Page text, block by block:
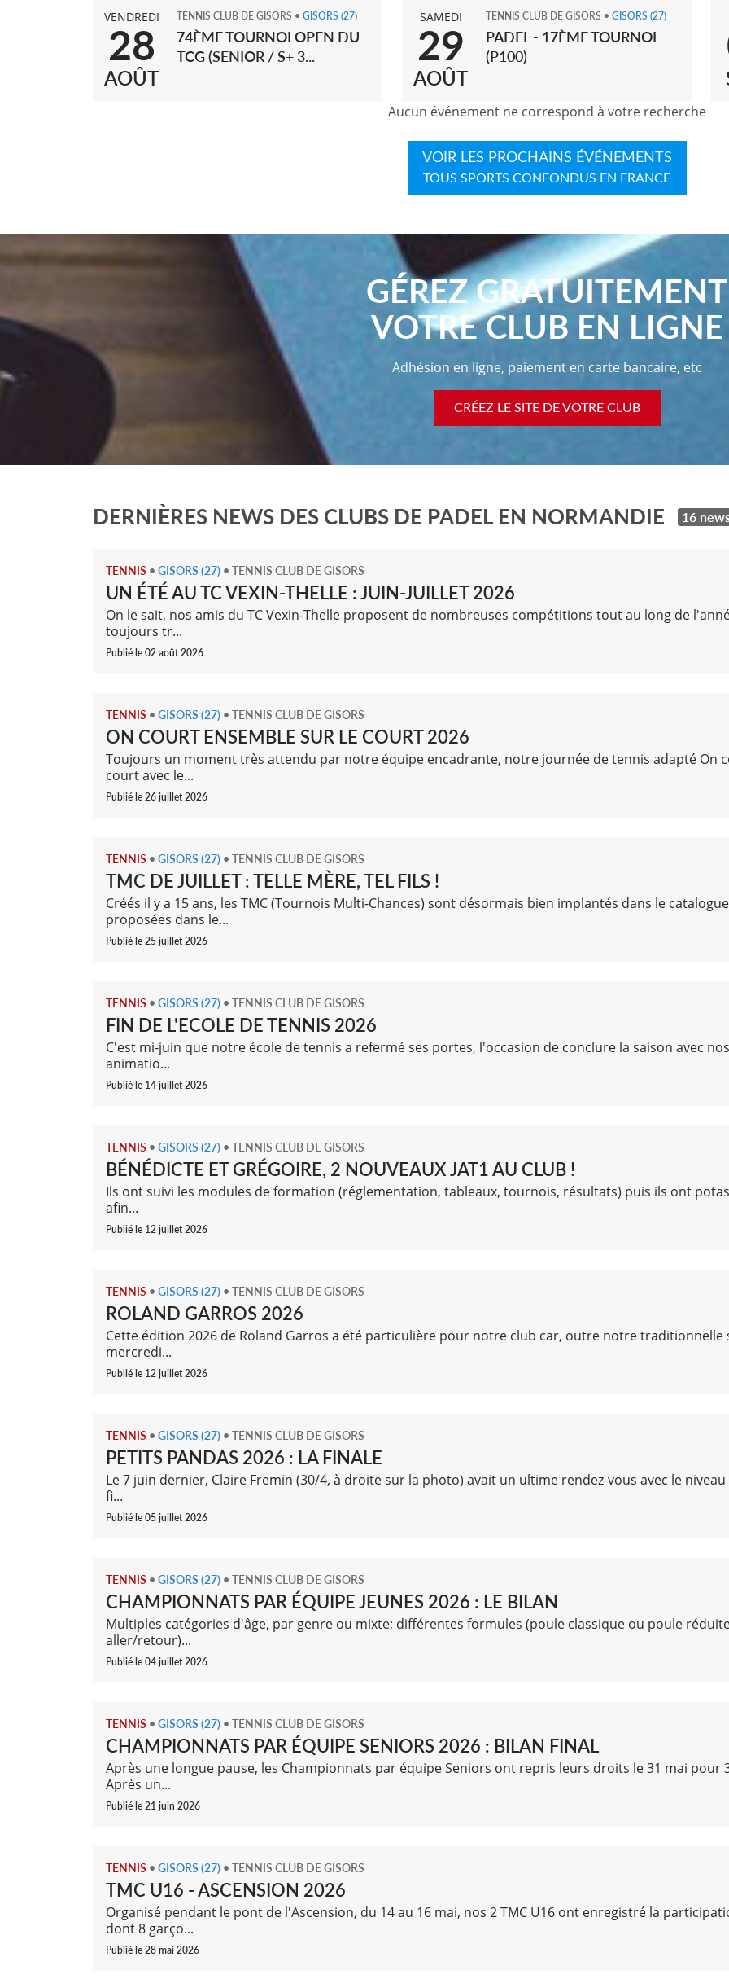
VENDREDI
28
AOÛT
TENNIS CLUB DE GISORS • GISORS (27)
74ÈME TOURNOI OPEN DU
TCG (SENIOR / S+ 3...
SAMEDI
29
AOÛT
TENNIS CLUB DE GISORS • GISORS (27)
PADEL - 17ÈME TOURNOI
(P100)
Aucun événement ne correspond à votre recherche
VOIR LES PROCHAINS ÉVÉNEMENTS
TOUS SPORTS CONFONDUS EN FRANCE
GÉREZ GRATUITEMENT
VOTRE CLUB EN LIGNE
Adhésion en ligne, paiement en carte bancaire, etc
CRÉEZ LE SITE DE VOTRE CLUB
DERNIÈRES NEWS DES CLUBS DE PADEL EN NORMANDIE 16
TENNIS • GISORS (27) • TENNIS CLUB DE GISORS
UN ÉTÉ AU TC VEXIN-THELLE : JUIN-JUILLET 2026
On le sait, nos amis du TC Vexin-Thelle proposent de nombreuses compétitions tout au long de
toujours tr...
Publié le 02 août 2026
TENNIS • GISORS (27) • TENNIS CLUB DE GISORS
ON COURT ENSEMBLE SUR LE COURT 2026
Toujours un moment très attendu par notre équipe encadrante, notre journée de tennis adapté On
court avec le...
Publié le 26 juillet 2026
TENNIS • GISORS (27) • TENNIS CLUB DE GISORS
TMC DE JUILLET : TELLE MÈRE, TEL FILS !
Créés il y a 15 ans, les TMC (Tournois Multi-Chances) sont désormais bien implantés dans le
proposées dans le...
Publié le 25 juillet 2026
TENNIS • GISORS (27) • TENNIS CLUB DE GISORS
FIN DE L'ECOLE DE TENNIS 2026
C'est mi-juin que notre école de tennis a refermé ses portes, l'occasion de conclure la saison avec
animatio...
Publié le 14 juillet 2026
TENNIS • GISORS (27) • TENNIS CLUB DE GISORS
BÉNÉDICTE ET GRÉGOIRE, 2 NOUVEAUX JAT1 AU CLUB !
Ils ont suivi les modules de formation (réglementation, tableaux, tournois, résultats) puis ils ont
afin...
Publié le 12 juillet 2026
TENNIS • GISORS (27) • TENNIS CLUB DE GISORS
ROLAND GARROS 2026
Cette édition 2026 de Roland Garros a été particulière pour notre club car, outre notre
mercredi...
Publié le 12 juillet 2026
TENNIS • GISORS (27) • TENNIS CLUB DE GISORS
PETITS PANDAS 2026 : LA FINALE
Le 7 juin dernier, Claire Fremin (30/4, à droite sur la photo) avait un ultime rendez-vous avec le
fi...
Publié le 05 juillet 2026
TENNIS • GISORS (27) • TENNIS CLUB DE GISORS
CHAMPIONNATS PAR ÉQUIPE JEUNES 2026 : LE BILAN
Multiples catégories d'âge, par genre ou mixte; différentes formules (poule classique ou poule
aller/retour)...
Publié le 04 juillet 2026
TENNIS • GISORS (27) • TENNIS CLUB DE GISORS
CHAMPIONNATS PAR ÉQUIPE SENIORS 2026 : BILAN FINAL
Après une longue pause, les Championnats par équipe Seniors ont repris leurs droits le 31 mai pour
Après un...
Publié le 21 juin 2026
TENNIS • GISORS (27) • TENNIS CLUB DE GISORS
TMC U16 - ASCENSION 2026
Organisé pendant le pont de l'Ascension, du 14 au 16 mai, nos 2 TMC U16 ont enregistré la
dont 8 garço...
Publié le 28 mai 2026